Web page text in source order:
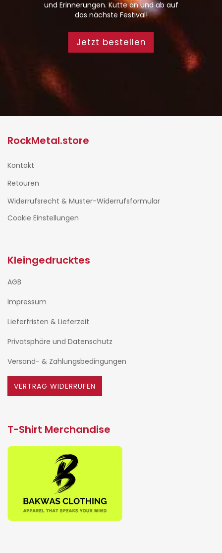
und Erinnerungen. Kutte an und ab auf
das nächste Festival!
Jetzt bestellen
RockMetal.store
Kontakt
Retouren
Widerrufsrecht & Muster-Widerrufsformular
Cookie Einstellungen
Kleingedrucktes
AGB
Impressum
Lieferfristen & Lieferzeit
Privatsphäre und Datenschutz
Versand- & Zahlungsbedingungen
VERTRAG WIDERRUFEN
T-Shirt Merchandise